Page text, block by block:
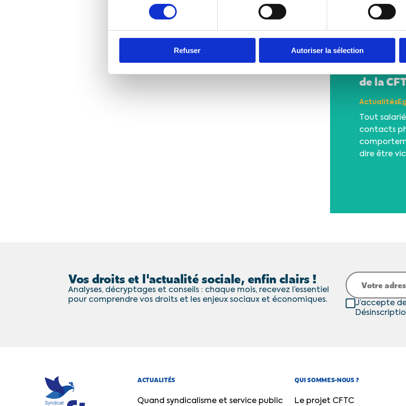
consentement
Refuser Autoriser la sélection
contre
de la
Tout
contacts
dire être
Vos droits et l'actualité sociale, enfin clairs !
Analyses, décryptages et conseils : chaque mois, recevez l’essentiel
pour comprendre vos droits et les enjeux sociaux et économiques.
J’accepte
ACTUALITÉS
Quand syndicalisme et service public
QUI SOMMES-NOUS ?
Le projet CFTC